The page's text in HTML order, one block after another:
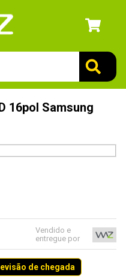
16pol Samsung
Vendido e
entregue por
de chegada